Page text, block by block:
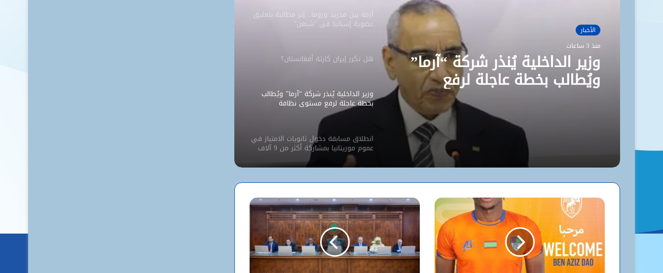
الأخبار
منذ 3 ساعات
وزير الداخلية يُنذر شركة “آرما”
ويُطالب بخطة عاجلة لرفع
مستوى نظافة نواكشوط
أزمة بين مدريد وروما.. إثر مطالبة بتعليق
عضوية إسبانيا في “شنغن”
هل تكرر إيران كارثة أفغانستان؟
وزير الداخلية يُنذر شركة “آرما” ويُطالب
بخطة عاجلة لرفع مستوى نظافة
نواكشوط
انطلاق مسابقة دخول ثانويات الامتياز في
عموم موريتانيا بمشاركة أكثر من 9 آلاف
مترشح
كيف استخدم الاحتلال سلاح الإبعاد للتفرد
البيت الأبيض يفتح أخطر ملفات كورونا..
ماذا حدث داخل مختبر ووهان؟